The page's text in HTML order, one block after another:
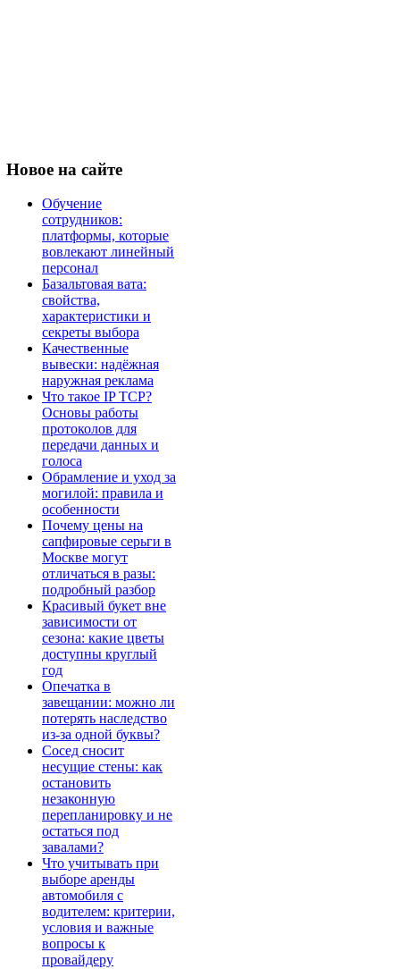
Новое на сайте
Обучение
сотрудников:
платформы, которые
вовлекают линейный
персонал
Базальтовая вата:
свойства,
характеристики и
секреты выбора
Качественные
вывески: надёжная
наружная реклама
Что такое IP TCP?
Основы работы
протоколов для
передачи данных и
голоса
Обрамление и уход за
могилой: правила и
особенности
Почему цены на
сапфировые серьги в
Москве могут
отличаться в разы:
подробный разбор
Красивый букет вне
зависимости от
сезона: какие цветы
доступны круглый
год
Опечатка в
завещании: можно ли
потерять наследство
из-за одной буквы?
Сосед сносит
несущие стены: как
остановить
незаконную
перепланировку и не
остаться под
завалами?
Что учитывать при
выборе аренды
автомобиля с
водителем: критерии,
условия и важные
вопросы к
провайдеру